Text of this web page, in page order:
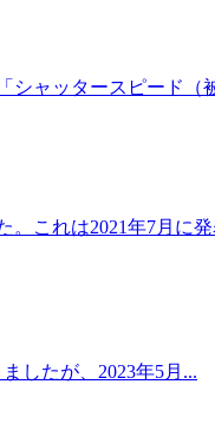
シャッタースピード（
これは2021年7月に
したが、2023年5月...